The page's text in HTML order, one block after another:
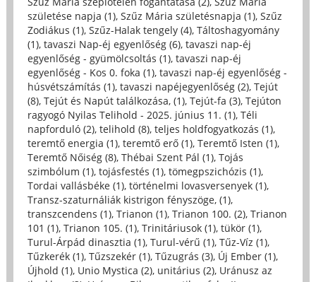
születése napja (1), Szűz Mária születésnapja (1), Szűz
Zodiákus (1), Szűz-Halak tengely (4), Táltoshagyomány
(1), tavaszi Nap-éj egyenlőség (6), tavaszi nap-éj
egyenlőség - gyümölcsoltás (1), tavaszi nap-éj
egyenlőség - Kos 0. foka (1), tavaszi nap-éj egyenlőség -
húsvétszámítás (1), tavaszi napéjegyenlőség (2), Tejút
(8), Tejút és Napút találkozása, (1), Tejút-fa (3), Tejúton
ragyogó Nyilas Telihold - 2025. június 11. (1), Téli
napforduló (2), telihold (8), teljes holdfogyatkozás (1),
teremtő energia (1), teremtő erő (1), Teremtő Isten (1),
Teremtő Nőiség (8), Thébai Szent Pál (1), Tojás
szimbólum (1), tojásfestés (1), tömegpszichózis (1),
Tordai vallásbéke (1), történelmi lovasversenyek (1),
Transz-szaturnáliák kistrigon fényszöge, (1),
transzcendens (1), Trianon (1), Trianon 100. (2), Trianon
101 (1), Trianon 105. (1), Trinitáriusok (1), tükör (1),
Turul-Árpád dinasztia (1), Turul-vérű (1), Tűz-Víz (1),
Tűzkerék (1), Tűzszekér (1), Tűzugrás (3), Új Ember (1),
Újhold (1), Unio Mystica (2), unitárius (2), Uránusz az